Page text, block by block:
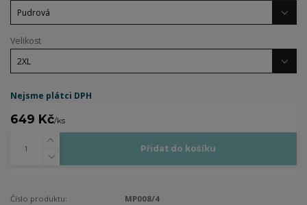
Velikost
Nejsme plátci DPH
649 Kč/ks
Přidat do košíku
Číslo produktu:
MP008/4